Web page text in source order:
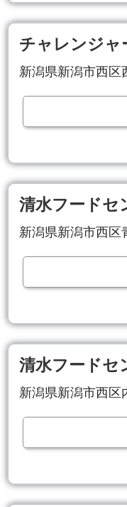
チャレンジャ
新潟県新潟市西区
清水フードセ
新潟県新潟市西区
清水フードセ
新潟県新潟市西区